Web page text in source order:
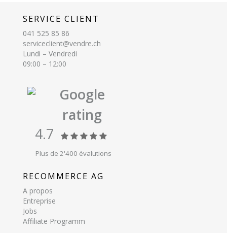
SERVICE CLIENT
041 525 85 86
serviceclient@vendre.ch
Lundi – Vendredi
09:00 – 12:00
Google
rating
4.7
Plus de 2'400 évalutions
RECOMMERCE AG
A propos
Entreprise
Jobs
Affiliate Programm